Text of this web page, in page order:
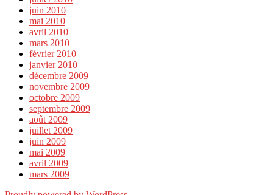
juin 2010
mai 2010
avril 2010
mars 2010
février 2010
janvier 2010
décembre 2009
novembre 2009
octobre 2009
septembre 2009
août 2009
juillet 2009
juin 2009
mai 2009
avril 2009
mars 2009